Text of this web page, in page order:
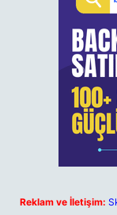
Reklam ve İletişim: